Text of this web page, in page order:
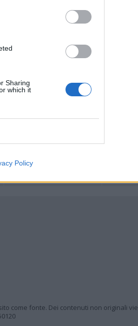
Sharing
which it
Policy
RSS Twitter
COMUNITÀ
Foto dei lettori
Auguri
Articoli
come fonte. Dei contenuti non originali